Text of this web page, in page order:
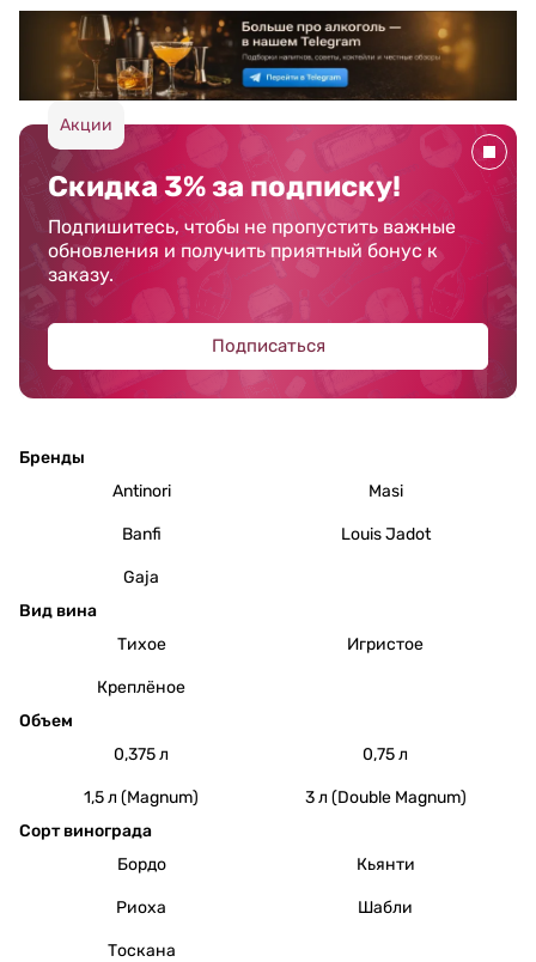
Акции
Скидка 3% за подписку!
Подпишитесь, чтобы не пропустить важные
обновления и получить приятный бонус к
заказу.
Подписаться
Бренды
Antinori
Masi
Banfi Louis Jadot
Gaja
Вид вина
Тихое
Игристое
Креплёное
Объем
0,375 л
0,75 л
1,5 л (Magnum)
3 л (Double Magnum)
Сорт винограда
Бордо
Кьянти
Риоха Шабли
Тоскана